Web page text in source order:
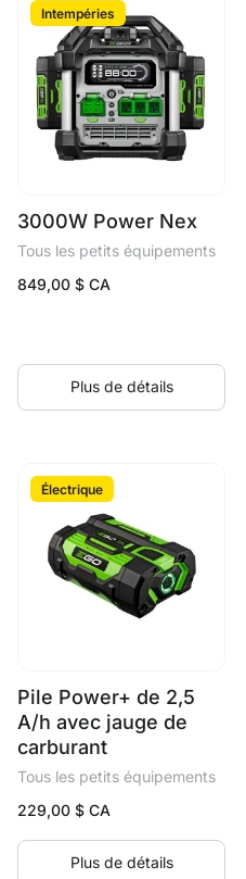
Intempéries
3000W Power Nex
Tous les petits équipements
849,00 $ CA
Plus de détails
Électrique
Pile Power+ de 2,5
A/h avec jauge de
carburant
Tous les petits équipements
229,00 $ CA
Plus de détails